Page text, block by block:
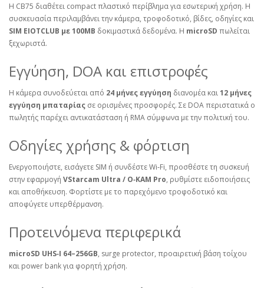
Η CB75 διαθέτει compact πλαστικό περίβλημα για εσωτερική χρήση. Η
συσκευασία περιλαμβάνει την κάμερα, τροφοδοτικό, βίδες, οδηγίες και
SIM EIOTCLUB με 100MB δοκιμαστικά δεδομένα. Η microSD πωλείται
ξεχωριστά.
Εγγύηση, DOA και επιστροφές
Η κάμερα συνοδεύεται από 24 μήνες εγγύηση διανομέα και12 μήνες
εγγύηση μπαταρίας σε ορισμένες προσφορές. Σε DOA περιστατικά ο
πωλητής παρέχει αντικατάσταση ή RMA σύμφωνα με την πολιτική του.
Οδηγίες χρήσης & φόρτιση
Ενεργοποιήστε, εισάγετε SIM ή συνδέστε Wi‑Fi, προσθέστε τη συσκευή
στην εφαρμογή VStarcam Ultra / O‑KAM Pro, ρυθμίστε ειδοποιήσεις
και αποθήκευση. Φορτίστε με το παρεχόμενο τροφοδοτικό και
αποφύγετε υπερθέρμανση.
Προτεινόμενα περιφερικά
microSD UHS‑I 64–256GB, surge protector, προαιρετική βάση τοίχου
και power bank για φορητή χρήση.